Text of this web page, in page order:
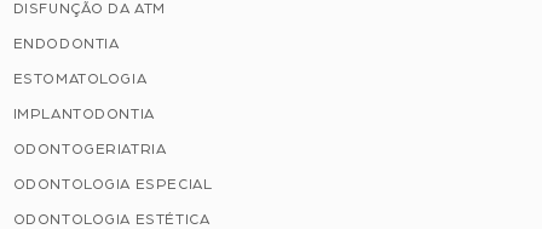
DISFUNÇÃO DA ATM
ENDODONTIA
ESTOMATOLOGIA
IMPLANTODONTIA
ODONTOGERIATRIA
ODONTOLOGIA ESPECIAL
ODONTOLOGIA ESTÉTICA